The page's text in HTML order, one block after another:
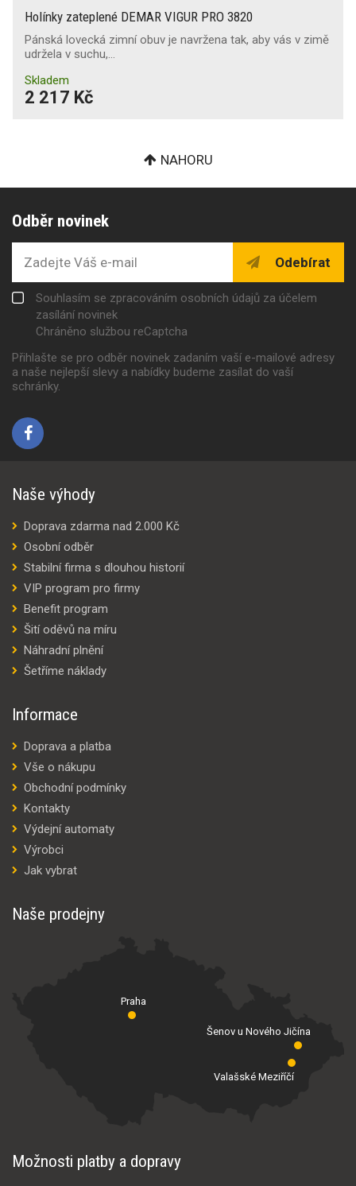
Holínky zateplené DEMAR VIGUR PRO 3820
Pánská lovecká zimní obuv je navržena tak, aby vás v zimě
udržela v suchu,…
Skladem
2 217 Kč
NAHORU
Odběr novinek
Odebírat
Souhlasím se zpracováním osobních údajů za účelem
zasílání novinek
Chráněno službou reCaptcha
Přihlašte se pro odběr novinek zadaním vaší e-mailové adresy
a naše nejlepší slevy a nabídky budeme zasílat do vaší
schránky.
Naše výhody
Doprava zdarma nad 2.000 Kč
Osobní odběr
Stabilní firma s dlouhou historií
VIP program pro firmy
Benefit program
Šití oděvů na míru
Náhradní plnění
Šetříme náklady
Informace
Doprava a platba
Vše o nákupu
Obchodní podmínky
Kontakty
Výdejní automaty
Výrobci
Jak vybrat
Naše prodejny
Praha
Valašské Meziříčí
Šenov u Nového Jičína
Možnosti platby a dopravy